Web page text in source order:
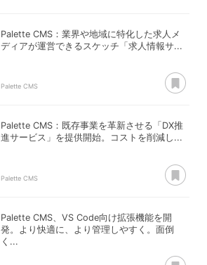
Palette CMS：業界や地域に特化した求人メ
ディアが運営できるスケッチ「求人情報サ...
Palette CMS
Palette CMS：既存事業を革新させる「DX推
進サービス」を提供開始。コストを削減し...
Palette CMS
Palette CMS、VS Code向け拡張機能を開
発。より快適に、より管理しやすく。面倒
く...